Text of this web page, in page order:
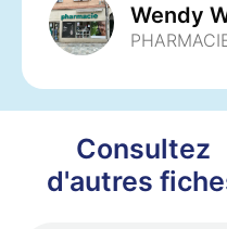
Wendy
Consultez
d'autres